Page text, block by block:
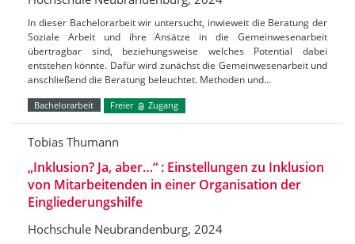
In dieser Bachelorarbeit wir untersucht, inwieweit die Beratung der
Soziale Arbeit und ihre Ansätze in die Gemeinwesenarbeit
übertragbar sind, beziehungsweise welches Potential dabei
entstehen könnte. Dafür wird zunächst die Gemeinwesenarbeit und
anschließend die Beratung beleuchtet. Methoden und…
Bachelorarbeit Freier Zugang
Tobias Thumann
„Inklusion? Ja, aber…“ : Einstellungen zu Inklusion
von Mitarbeitenden in einer Organisation der
Eingliederungshilfe
Hochschule Neubrandenburg, 2024